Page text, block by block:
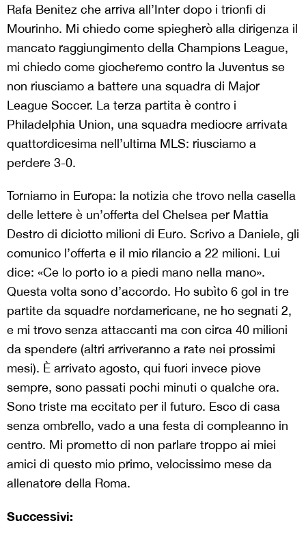
Rafa Benitez che arriva all’Inter dopo i trionfi di
Mourinho. Mi chiedo come spiegherò alla dirigenza il
mancato raggiungimento della Champions League,
mi chiedo come giocheremo contro la Juventus se
non riusciamo a battere una squadra di Major
League Soccer. La terza partita è contro i
Philadelphia Union, una squadra mediocre arrivata
quattordicesima nell’ultima MLS: riusciamo a
perdere 3-0.
Torniamo in Europa: la notizia che trovo nella casella
delle lettere è un’offerta del Chelsea per Mattia
Destro di diciotto milioni di Euro. Scrivo a Daniele, gli
comunico l’offerta e il mio rilancio a 22 milioni. Lui
dice: «Ce lo porto io a piedi mano nella mano».
Questa volta sono d’accordo. Ho subìto 6 gol in tre
partite da squadre nordamericane, ne ho segnati 2,
e mi trovo senza attaccanti ma con circa 40 milioni
da spendere (altri arriveranno a rate nei prossimi
mesi). È arrivato agosto, qui fuori invece piove
sempre, sono passati pochi minuti o qualche ora.
Sono triste ma eccitato per il futuro. Esco di casa
senza ombrello, vado a una festa di compleanno in
centro. Mi prometto di non parlare troppo ai miei
amici di questo mio primo, velocissimo mese da
allenatore della Roma.
Successivi: